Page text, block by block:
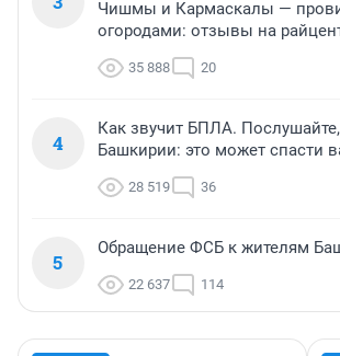
Чишмы и Кармаскалы —
огородами: отзывы на
35 888 20
4
Как звучит БПЛА.
Башкирии: это может спасти
28 519 36
5
Обращение ФСБ к жителям
22 637 114